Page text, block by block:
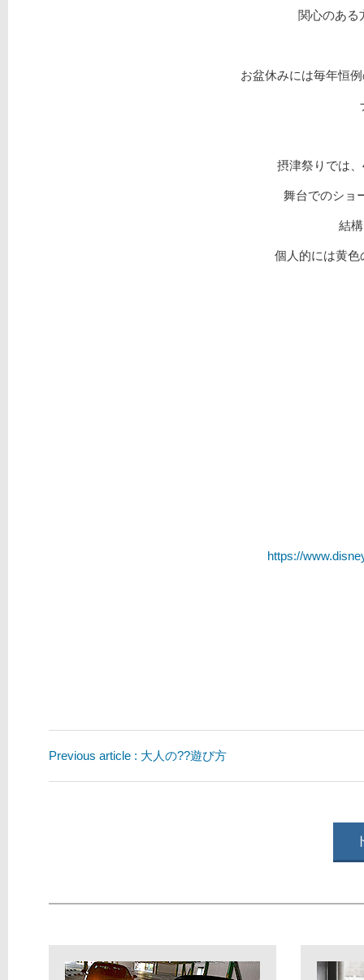
関心のある
お盆休みには毎年恒
摂津祭りでは
舞台でのショ
結
個人的には黄色
https://
Previous article : 大人の??遊び方